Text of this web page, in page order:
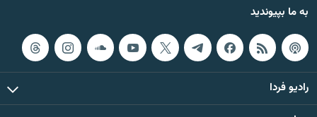
به ما بپیوندید
رادیو فردا